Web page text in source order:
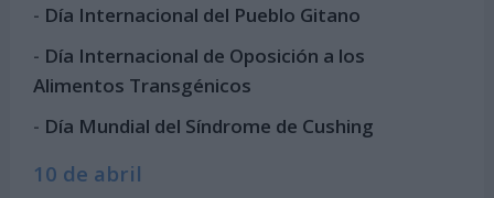
- Día Internacional del Pueblo Gitano
- Día Internacional de Oposición a los
Alimentos Transgénicos
- Día Mundial del Síndrome de Cushing
10 de abril